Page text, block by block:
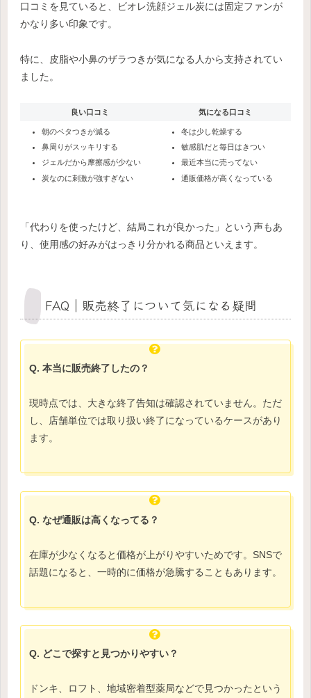
口コミを見ていると、ビオレ洗顔ジェル炭には固定ファンが
かなり多い印象です。
特に、皮脂や小鼻のザラつきが気になる人から支持されてい
ました。
良い口コミ 気になる口コミ
朝のベタつきが減る
鼻周りがスッキリする
ジェルだから摩擦感が少ない
炭なのに刺激が強すぎない
冬は少し乾燥する
敏感肌だと毎日はきつい
最近本当に売ってない
通販価格が高くなっている
「代わりを使ったけど、結局これが良かった」という声もあ
り、使用感の好みがはっきり分かれる商品といえます。
FAQ｜販売終了について気になる疑問
Q. 本当に販売終了したの？
現時点では、大きな終了告知は確認されていません。ただ
し、店舗単位では取り扱い終了になっているケースがあり
ます。
Q. なぜ通販は高くなってる？
在庫が少なくなると価格が上がりやすいためです。SNSで
話題になると、一時的に価格が急騰することもあります。
Q. どこで探すと見つかりやすい？
ドンキ、ロフト、地域密着型薬局などで見つかったという